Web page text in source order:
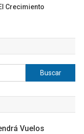
Crecimiento
Buscar:
Vuelos